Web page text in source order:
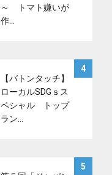
～ トマト嫌いが
作…
4
【バトンタッチ】
ローカルSDGｓス
ペシャル トップ
ラン…
5